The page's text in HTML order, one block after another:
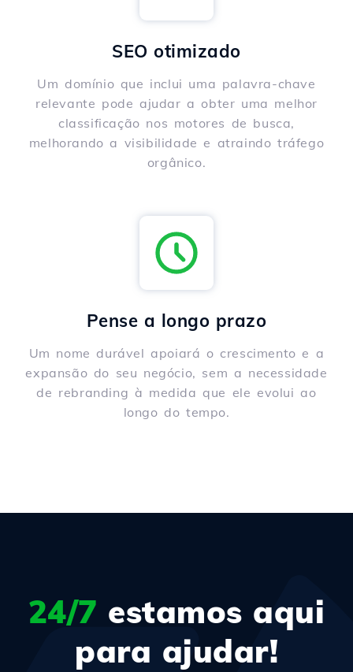
SEO otimizado
Um domínio que inclui uma palavra-chave
relevante pode ajudar a obter uma melhor
classificação nos motores de busca,
melhorando a visibilidade e atraindo tráfego
orgânico.
Pense a longo prazo
Um nome durável apoiará o crescimento e a
expansão do seu negócio, sem a necessidade
de rebranding à medida que ele evolui ao
longo do tempo.
24/7 estamos aqui
para ajudar!